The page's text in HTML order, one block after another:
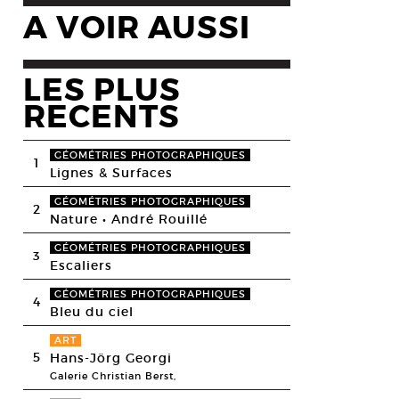
A VOIR AUSSI
LES PLUS
RECENTS
1 GÉOMÉTRIES PHOTOGRAPHIQUES
Lignes & Surfaces
2 GÉOMÉTRIES PHOTOGRAPHIQUES
Nature • André Rouillé
3 GÉOMÉTRIES PHOTOGRAPHIQUES
Escaliers
4 GÉOMÉTRIES PHOTOGRAPHIQUES
Bleu du ciel
5
ART
Hans-Jörg Georgi
Galerie Christian Berst,